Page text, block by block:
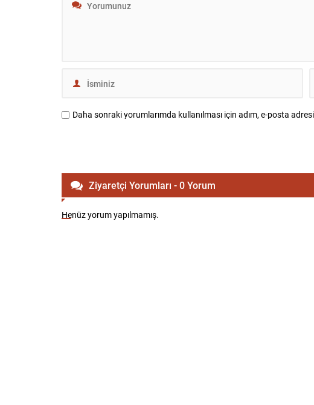
Daha sonraki yorumlarımda kullanılması için adım, e-posta
Ziyaretçi Yorumları - 0 Yorum
Henüz yorum yapılmamış.